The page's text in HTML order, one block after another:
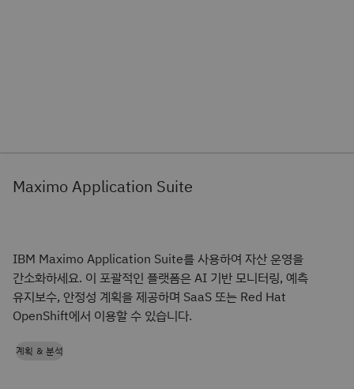
Maximo Application Suite
IBM Maximo Application Suite를 사용하여 자산 운영을
간소화하세요. 이 포괄적인 플랫폼은 AI 기반 모니터링, 예측
유지보수, 안정성 계획을 제공하며 SaaS 또는 Red Hat
OpenShift에서 이용할 수 있습니다.
계획 & 분석